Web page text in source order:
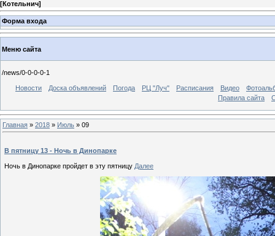
[Котельнич]
Форма входа
Меню сайта
/news/0-0-0-0-1
Новости Доска объявлений Погода РЦ "Луч" Расписания Видео
Правила сайта
Главная » 2018 » Июль » 09
В пятницу 13 - Ночь в Динопарке
Ночь в Динопарке пройдет в эту пятницу Далее